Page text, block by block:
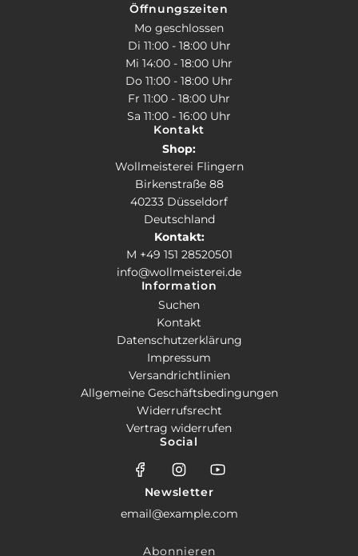
Öffnungszeiten
Mo geschlossen
Di 11:00 - 18:00 Uhr
Mi 14:00 - 18:00 Uhr
Do 11:00 - 18:00 Uhr
Fr 11:00 - 18:00 Uhr
Sa 11:00 - 16:00 Uhr
Kontakt
Shop:
Wollmeisterei Flingern
Birkenstraße 88
40233 Düsseldorf
Deutschland
Kontakt:
M +49 151 28520501
info@wollmeisterei.de
Information
Suchen
Kontakt
Datenschutzerklärung
Impressum
Versandrichtlinien
Allgemeine Geschäftsbedingungen
Widerrufsrecht
Vertrag widerrufen
Social
Newsletter
Abonnieren